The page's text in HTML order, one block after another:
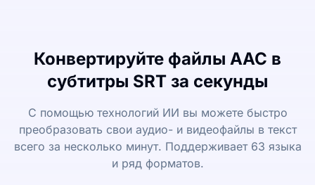
Конвертируйте файлы AAC в
субтитры SRT за секунды
С помощью технологий ИИ вы можете быстро
преобразовать свои аудио- и видеофайлы в текст
всего за несколько минут. Поддерживает 63 языка
и ряд форматов.